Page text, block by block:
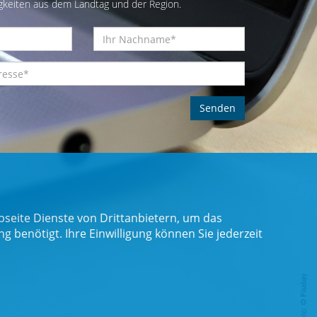
aus dem Landtag und der Region.
Dienste von Drittanbietern, um das
benötigt. Ihre Einwilligung können Sie jederzeit